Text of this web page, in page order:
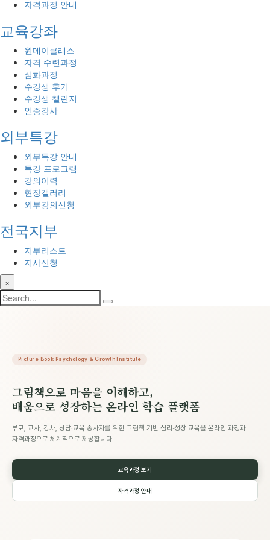
자격과정 안내
교육강좌
원데이클래스
자격 수련과정
심화과정
수강생 후기
수강생 챌린지
인증강사
외부특강
외부특강 안내
특강 프로그램
강의이력
현장갤러리
외부강의신청
전국지부
지부리스트
지사신청
×
Picture Book Psychology & Growth Institute
그림책으로 마음을 이해하고,
배움으로 성장하는 온라인 학습 플랫폼
부모, 교사, 강사, 상담·교육 종사자를 위한 그림책 기반 심리·성장 교육을 온라인 과정과
자격과정으로 체계적으로 제공합니다.
교육과정 보기
자격과정 안내